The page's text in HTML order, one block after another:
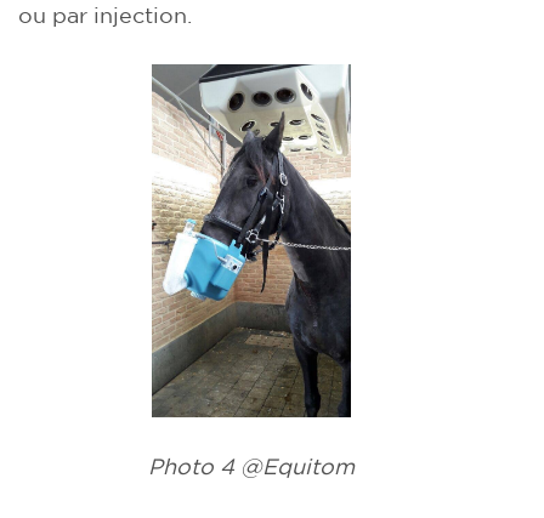
ou par injection.
Photo 4 @Equitom